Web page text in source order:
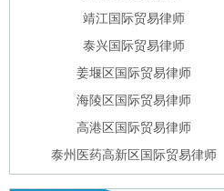
靖江国际贸易律师
泰兴国际贸易律师
姜堰区国际贸易律师
海陵区国际贸易律师
高港区国际贸易律师
泰州医药高新区国际贸易律师